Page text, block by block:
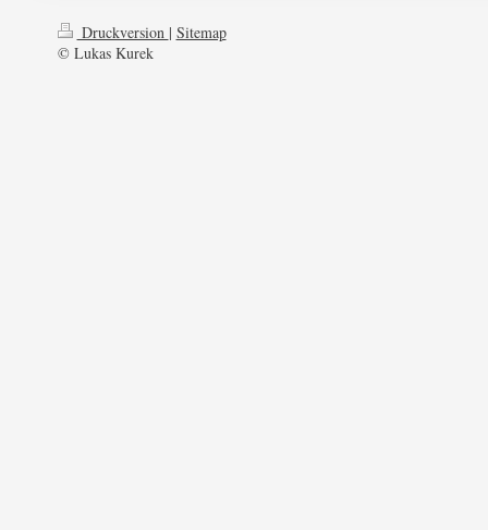
Druckversion | Sitemap
© Lukas Kurek